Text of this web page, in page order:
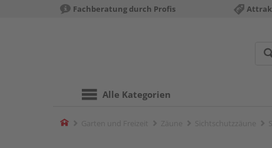
Fachberatung durch Profis
Alle Kategorien
Home